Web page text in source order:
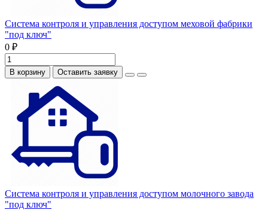
Система контроля и управления доступом меховой фабрики
"под ключ"
0 ₽
В корзину Оставить заявку
Система контроля и управления доступом молочного завода
"под ключ"